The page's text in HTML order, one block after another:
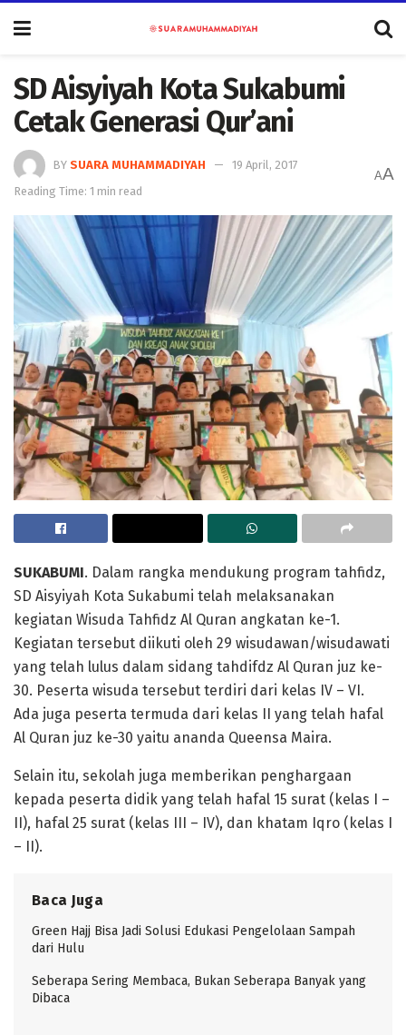
SD Aisyiyah Kota Sukabumi
Cetak Generasi Qur’ani
BY SUARA MUHAMMADIYAH
19 April, 2017
Reading Time: 1 min read
AA
SUKABUMI. Dalam rangka mendukung program tahfidz,
SD Aisyiyah Kota Sukabumi telah melaksanakan
kegiatan Wisuda Tahfidz Al Quran angkatan ke-1.
Kegiatan tersebut diikuti oleh 29 wisudawan/wisudawati
yang telah lulus dalam sidang tahdifdz Al Quran juz ke-
30. Peserta wisuda tersebut terdiri dari kelas IV – VI.
Ada juga peserta termuda dari kelas II yang telah hafal
Al Quran juz ke-30 yaitu ananda Queensa Maira.
Selain itu, sekolah juga memberikan penghargaan
kepada peserta didik yang telah hafal 15 surat (kelas I –
II), hafal 25 surat (kelas III – IV), dan khatam Iqro (kelas I
– II).
Baca Juga
Green Hajj Bisa Jadi Solusi Edukasi Pengelolaan Sampah
dari Hulu
Seberapa Sering Membaca, Bukan Seberapa Banyak yang
Dibaca